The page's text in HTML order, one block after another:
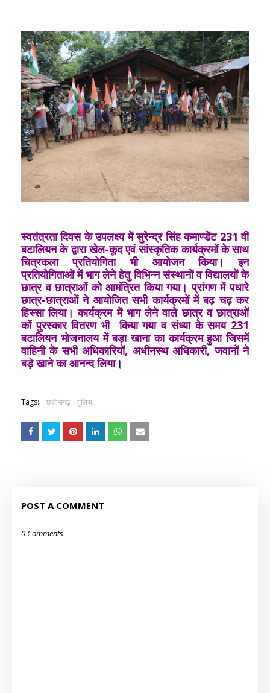
स्‍वतंत्रता दिवस के उपलक्ष्‍य में सुरेन्‍द्र सिंह कमाण्‍डेंट 231 वीं
बटालियन के द्वारा खेल-कूद एवं सांस्‍कृतिक कार्यक्रमों के साथ
चित्रकला प्रतियोगिता भी आयोजन किया। इन
प्रतियोगिताओं में भाग लेने हेतु विभिन्‍न संस्‍थानों व विद्यालयों के
छात्र व छात्राओं को आमंत्रित किया गया। प्रांगण में पधारे
छात्र-छात्राओं ने आयोजित सभी कार्यक्रमों में बढ़ चढ़ कर
हिस्‍सा लिया। कार्यक्रम में भाग लेने वाले छात्र व छात्राओं
कों पुरस्‍कार वितरण भी किया गया व संध्‍या के समय 231
बटालियन भोजनालय में बड़ा खाना का कार्यक्रम हुआ जिसमें
वाहिनी के सभी अधिकारियों, अधीनस्‍थ अधिकारी, जवानों ने
बड़े खाने का आनन्‍द लिया।
Tags: छत्तीसगढ़ पुलिस
POST A COMMENT
0 Comments